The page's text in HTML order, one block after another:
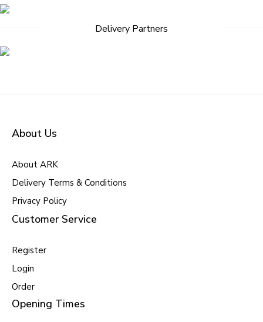
Delivery Partners
About Us
About ARK
Delivery Terms & Conditions
Privacy Policy
Customer Service
Register
Login
Order
Opening Times